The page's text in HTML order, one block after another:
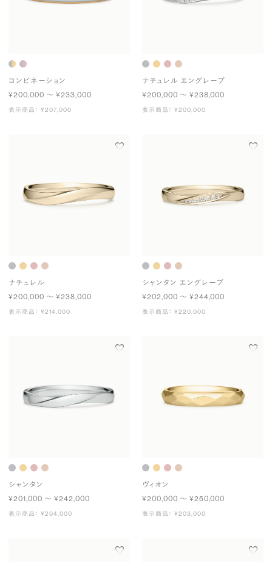
コンビネーション
¥200,000 〜 ¥233,000
表示商品： ¥207,000
ナチュレル エングレーブ
¥200,000 〜 ¥238,000
表示商品： ¥200,000
ナチュレル
¥200,000 〜 ¥238,000
表示商品： ¥214,000
シャンタン エングレーブ
¥202,000 〜 ¥244,000
表示商品： ¥220,000
シャンタン
¥201,000 〜 ¥242,000
表示商品： ¥204,000
ヴィオン
¥200,000 〜 ¥250,000
表示商品： ¥203,000